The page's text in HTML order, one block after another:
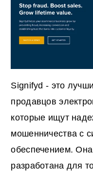
Signifyd - это
продавцов
которые ищут
мошенничества с
обеспечением.
разработана для